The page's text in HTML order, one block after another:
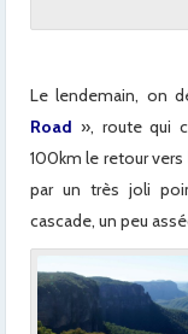
Le lendemain, on
Road », route qui
100km le retour
par un très joli
cascade, un peu